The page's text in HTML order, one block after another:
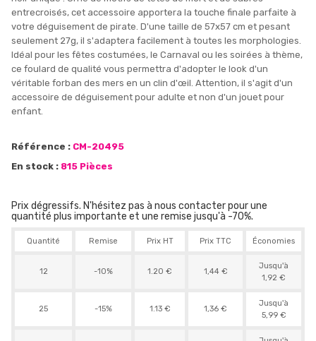
entrecroisés, cet accessoire apportera la touche finale parfaite à
votre déguisement de pirate. D'une taille de 57x57 cm et pesant
seulement 27g, il s'adaptera facilement à toutes les morphologies.
Idéal pour les fêtes costumées, le Carnaval ou les soirées à thème,
ce foulard de qualité vous permettra d'adopter le look d'un
véritable forban des mers en un clin d'œil. Attention, il s'agit d'un
accessoire de déguisement pour adulte et non d'un jouet pour
enfant.
Référence : CM-20495
En stock : 815 Pièces
Prix dégressifs. N'hésitez pas à nous contacter pour une
quantité plus importante et une remise jusqu'à -70%.
Quantité Remise Prix HT Prix TTC Économies
12 -10% 1.20 € 1,44 €
Jusqu'à
1,92 €
25 -15% 1.13 € 1,36 €
Jusqu'à
5,99 €